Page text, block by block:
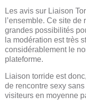
Les avis sur Liaison
l’ensemble. Ce site
grandes possibilités
la modération est très
considérablement le
plateforme.
Liaison torride est
de rencontre sexy
visiteurs en moyenne